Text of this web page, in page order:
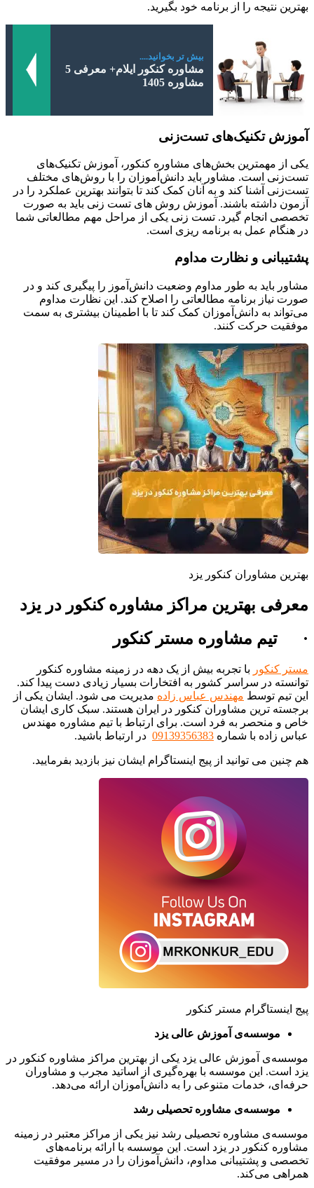
بهترین نتیجه را از برنامه خود بگیرید.
بیش تر بخوانید....
مشاوره کنکور ایلام+ معرفی 5
مشاوره 1405
آموزش تکنیک‌های تست‌زنی
یکی از مهمترین بخش‌های مشاوره کنکور، آموزش تکنیک‌های
تست‌زنی است. مشاور باید دانش‌آموزان را با روش‌های مختلف
تست‌زنی آشنا کند و به آنان کمک کند تا بتوانند بهترین عملکرد را در
آزمون داشته باشند. آموزش روش های تست زنی باید به صورت
تخصصی انجام گیرد. تست زنی یکی از مراحل مهم مطالعاتی شما
در هنگام عمل به برنامه ریزی است.
پشتیبانی و نظارت مداوم
مشاور باید به طور مداوم وضعیت دانش‌آموز را پیگیری کند و در
صورت نیاز برنامه مطالعاتی را اصلاح کند. این نظارت مداوم
می‌تواند به دانش‌آموزان کمک کند تا با اطمینان بیشتری به سمت
موفقیت حرکت کنند.
بهترین مشاوران کنکور یزد
معرفی بهترین مراکز مشاوره کنکور در یزد
· تیم مشاوره مستر کنکور
مستر کنکور با تجربه بیش از یک دهه در زمینه مشاوره کنکور
توانسته در سراسر کشور به افتخارات بسیار زیادی دست پیدا کند.
این تیم توسط مهندس عباس زاده مدیریت می شود. ایشان یکی از
برجسته ترین مشاوران کنکور در ایران هستند. سبک کاری ایشان
خاص و منحصر به فرد است. برای ارتباط با تیم مشاوره مهندس
عباس زاده با شماره 09139356383 در ارتباط باشید.
هم چنین می توانید از پیج اینستاگرام ایشان نیز بازدید بفرمایید.
پیج اینستاگرام مستر کنکور
موسسه‌ی آموزش عالی یزد
موسسه‌ی آموزش عالی یزد یکی از بهترین مراکز مشاوره کنکور در
یزد است. این موسسه با بهره‌گیری از اساتید مجرب و مشاوران
حرفه‌ای، خدمات متنوعی را به دانش‌آموزان ارائه می‌دهد.
موسسه‌ی مشاوره تحصیلی رشد
موسسه‌ی مشاوره تحصیلی رشد نیز یکی از مراکز معتبر در زمینه
مشاوره کنکور در یزد است. این موسسه با ارائه برنامه‌های
تخصصی و پشتیبانی مداوم، دانش‌آموزان را در مسیر موفقیت
همراهی می‌کند.